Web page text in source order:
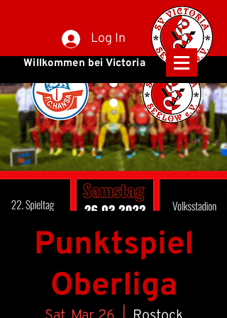
Log In
Willkommen bei Victoria
Punktspiel
Oberliga